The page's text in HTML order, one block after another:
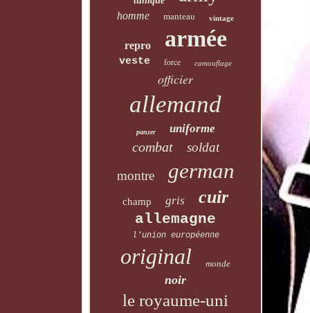
homme manteau vintage
repro armée
veste force camouflage
officier
allemand
panzer uniforme
combat
soldat
montre
german
champ gris cuir
allemagne
l'union européenne
original monde
noir
le royaume-uni